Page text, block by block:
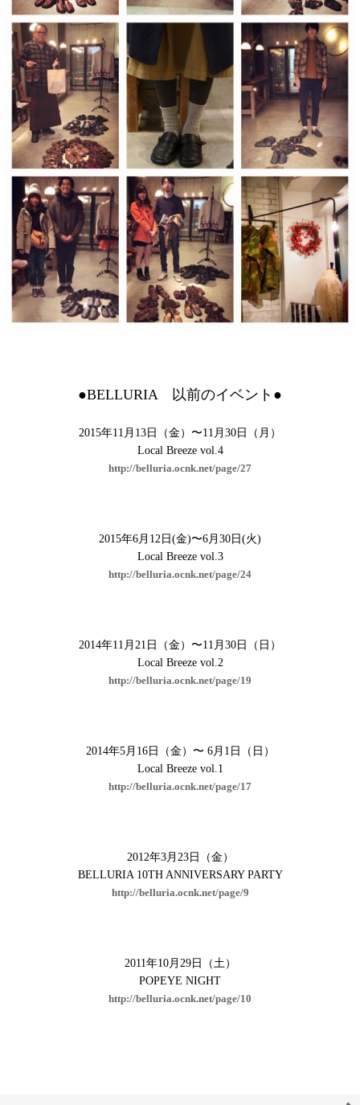
●BELLURIA 以前のイベント●
2015年11月13日（金）〜11月30日（月）
Local Breeze vol.4
http://belluria.ocnk.net/page/27
2015年6月12日(金)〜6月30日(火)
Local Breeze vol.3
http://belluria.ocnk.net/page/24
2014年11月21日（金）〜11月30日（日）
Local Breeze vol.2
http://belluria.ocnk.net/page/19
2014年5月16日（金）〜 6月1日（日）
Local Breeze vol.1
http://belluria.ocnk.net/page/17
2012年3月23日（金）
BELLURIA 10TH ANNIVERSARY PARTY
http://belluria.ocnk.net/page/9
2011年10月29日（土）
POPEYE NIGHT
http://belluria.ocnk.net/page/10